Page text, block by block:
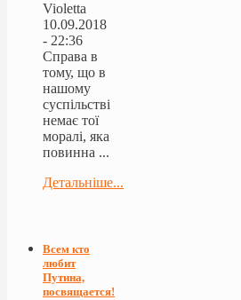
Violetta
10.09.2018
- 22:36
Справа в
тому, що в
нашому
суспільстві
немає тої
моралі, яка
повинна ...
Детальніше...
Всем кто
любит
Путина,
посвящается!